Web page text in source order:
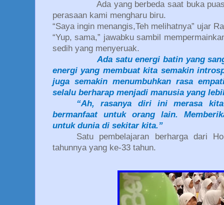
Ada yang berbeda saat buka
perasaan kami mengharu biru.
“Saya ingin menangis,Teh melihatnya” ujar
“Yup, sama,” jawabku sambil
sedih yang menyeruak.
Ada satu energi batin yang
energi yang membuat kita semakin
juga semakin menumbuhkan rasa
selalu berharap menjadi manusia yang
“Ah, rasanya diri ini merasa
bermanfaat untuk orang lain.
untuk dunia di sekitar kita.”
Satu pembelajaran berharga dari
tahunnya yang ke-33 tahun.